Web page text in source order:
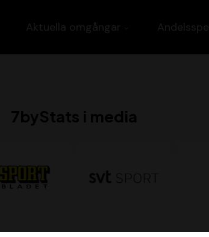
Aktuella omgångar
7byStats i media